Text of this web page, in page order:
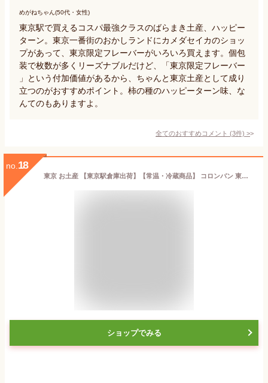
めがねちゃん(50代・女性)
東京駅で買えるコスパ最強クラスのばらまき土産、ハッピー
ターン。東京一番街のおかしランドにカメダセイカのショッ
プがあって、東京限定フレーバーがいろいろ買えます。個包
装で枚数が多くリーズナブルだけど、「東京限定フレーバー
」という付加価値があるから、ちゃんと東京土産として成り
立つのがおすすめポイント。柿の種のハッピーターン味、な
んてのもありますよ。
全てのおすすめコメント (3件) >
no. 18
東京 お土産 【東京駅倉庫出荷】【常温・冷蔵商品】 コロンバン 東京りんご 8個入 東京みやげ 東京土産 東京駅 お菓子 スイーツ 焼菓子 洋菓子 りんご フィナンシェ ケーキ お歳暮 お中元 内祝い お取り寄せ ギフト プレゼント プチギフト 手土産 のし可
ショップでみる